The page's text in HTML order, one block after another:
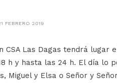
FEBRERO 2019
CSA Las Dagas tendrá lugar
h y hasta las 24 h. El día lo
Miguel y Elsa o Señor y